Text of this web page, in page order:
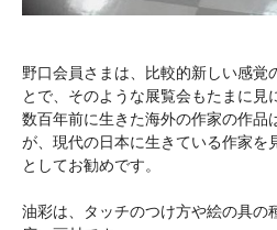
野口会員さまは、比較的新しい感覚
とで、そのような展覧会もたまに見
数百年前に生きた海外の作家の作品
が、現代の日本に生きている作家を
としてお勧めです。
油彩は、タッチのつけ方や絵の具の